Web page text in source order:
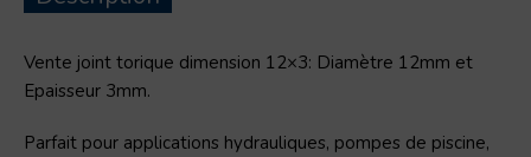
Vente joint torique dimension 12×3: Diamètre 12mm et
Epaisseur 3mm.
Parfait pour applications hydrauliques, pompes de piscine,